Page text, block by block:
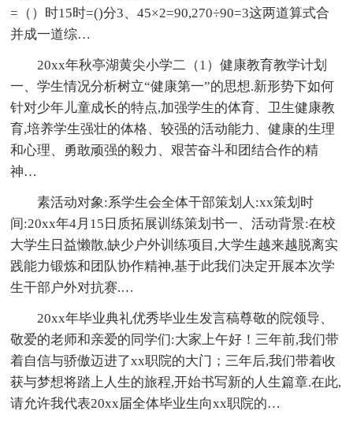
=（）时15时=()分3、45×2=90,270÷90=3这两道算式合
并成一道综…
20xx年秋亭湖黄尖小学二（1）健康教育教学计划
一、学生情况分析树立“健康第一”的思想.新形势下如何
针对少年儿童成长的特点,加强学生的体育、卫生健康教
育,培养学生强壮的体格、较强的活动能力、健康的生理
和心理、勇敢顽强的毅力、艰苦奋斗和团结合作的精
神…
素活动对象:系学生会全体干部策划人:xx策划时
间:20xx年4月15日质拓展训练策划书一、活动背景:在校
大学生日益懒散,缺少户外训练项目,大学生越来越脱离实
践能力锻炼和团队协作精神,基于此我们决定开展本次学
生干部户外对抗赛.…
20xx年毕业典礼优秀毕业生发言稿尊敬的院领导、
敬爱的老师和亲爱的同学们:大家上午好！三年前,我们带
着自信与骄傲迈进了xx职院的大门；三年后,我们带着收
获与梦想将踏上人生的旅程,开始书写新的人生篇章.在此,
请允许我代表20xx届全体毕业生向xx职院的…